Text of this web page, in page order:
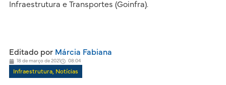
Infraestrutura e Transportes (Goinfra).
Editado porMárcia Fabiana
18 de março de 2021 08:04
Infraestrutura, Notícias